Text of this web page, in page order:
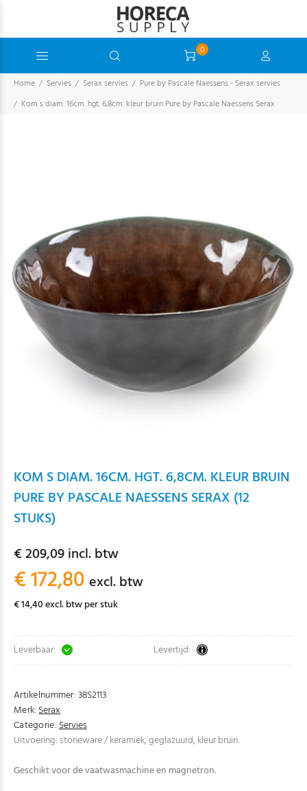
0
Home Servies Serax servies
Pure by Pascale Naessens - Serax servies
Kom s diam. 16cm. hgt. 6,8cm. kleur bruin Pure by Pascale Naessens Serax
KOM S DIAM. 16CM. HGT. 6,8CM. KLEUR BRUIN
PURE BY PASCALE NAESSENS SERAX (12
STUKS)
€ 209,09 incl. btw
€ 172,80 excl. btw
€ 14,40 excl. btw per stuk
Leverbaar: Levertijd:
Artikelnummer:38S2113
Merk:Serax
Categorie:Servies
Uitvoering: stoneware / keramiek, geglazuurd, kleur bruin.
Geschikt voor de vaatwasmachine en magnetron.